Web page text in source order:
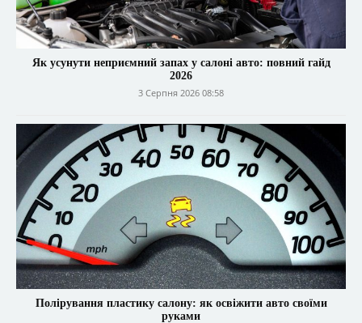
Як усунути неприємний запах у салоні авто: повний гайд
2026
3 Серпня 2026 08:58
Полірування пластику салону: як освіжити авто своїми
руками